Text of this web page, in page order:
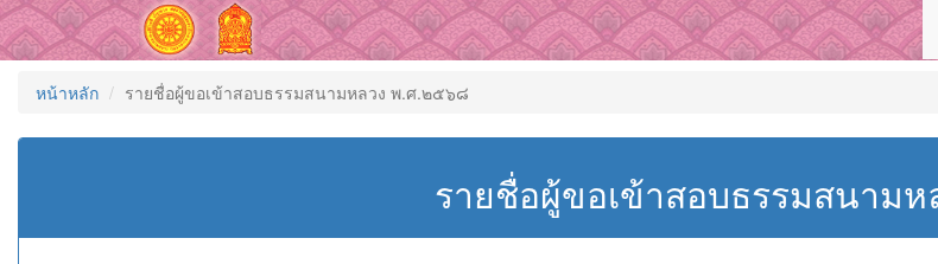
หน้าหลัก รายชื่อผู้ขอเข้าสอบธรรมสนามหลวง พ.ศ.๒๕๖๘
รายชื่อผู้ขอเข้าสอบธรรมสนาม